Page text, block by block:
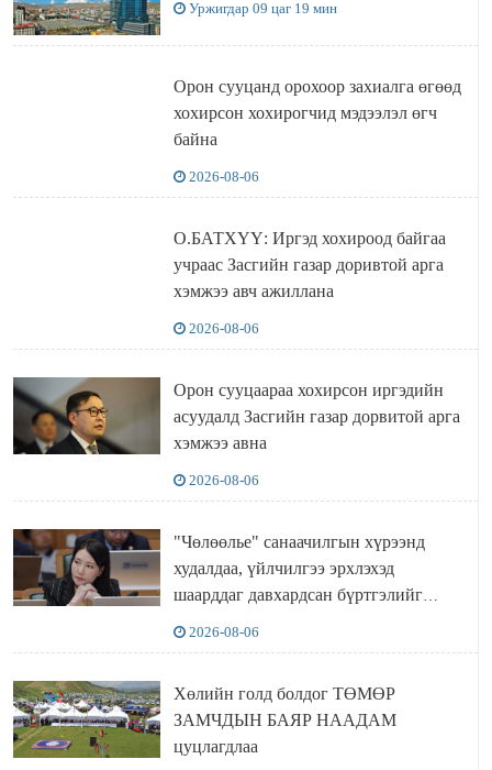
Уржигдар 09 цаг 19 мин
Орон сууцанд орохоор захиалга өгөөд
хохирсон хохирогчид мэдээлэл өгч
байна
2026-08-06
О.БАТХҮҮ: Иргэд хохироод байгаа
учраас Засгийн газар доривтой арга
хэмжээ авч ажиллана
2026-08-06
Орон сууцаараа хохирсон иргэдийн
асуудалд Засгийн газар дорвитой арга
хэмжээ авна
2026-08-06
"Чөлөөлье" санаачилгын хүрээнд
худалдаа, үйлчилгээ эрхлэхэд
шаарддаг давхардсан бүртгэлийг
хүчингүй болгох тогтоолын төслийг
баталлаа
2026-08-06
Хөлийн голд болдог ТӨМӨР
ЗАМЧДЫН БАЯР НААДАМ
цуцлагдлаа